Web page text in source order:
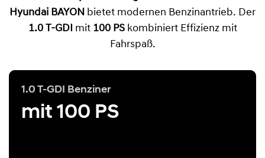
Hyundai BAYON bietet modernen Benzinantrieb. Der
1.0 T-GDI mit 100 PSkombiniert Effizienz mit
Fahrspaß.
1.0 T-GDI Benziner
mit 100 PS